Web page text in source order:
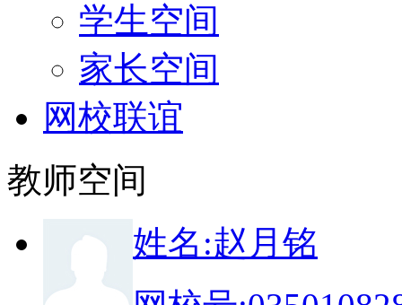
学生空间
家长空间
网校联谊
教师空间
姓名:赵月铭